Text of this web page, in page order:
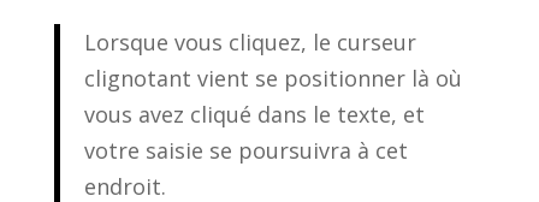
Lorsque vous cliquez, le curseur
clignotant vient se positionner là où
vous avez cliqué dans le texte, et
votre saisie se poursuivra à cet
endroit.